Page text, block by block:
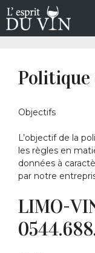
Aller
au
contenu
Objectifs
L’objectif de la
les règles en
données à
par notre
LIMO-